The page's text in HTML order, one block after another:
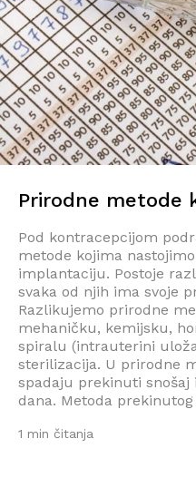
Prirodne metode
Pod kontracepcijom
metode kojima
implantaciju. Postoje
svaka od njih ima svoje
Razlikujemo prirodne
mehaničku, kemijsku,
spiralu (intrauterini
sterilizacija. U prirodne
spadaju prekinuti
dana. Metoda
1 min čitanja